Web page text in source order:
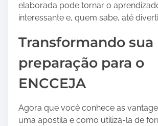
elaborada pode tornar o
interessante e, quem sabe, até
Transformando sua
preparação para o
ENCCEJA
Agora que você conhece as
uma apostila e como utilizá-la de